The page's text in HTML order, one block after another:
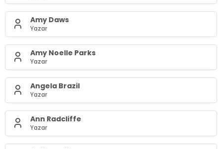
Amy Daws
Yazar
Amy Noelle Parks
Yazar
Angela Brazil
Yazar
Ann Radcliffe
Yazar